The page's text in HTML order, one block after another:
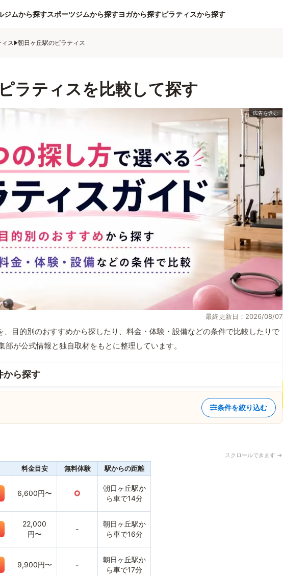
ジムから探すスポーツジムから探すヨガから探すピラティスから探す
ス 朝日ヶ丘駅のピラティス
ラティスを比較して探す
最終更新日：2026/08/07
目的別のおすすめから探したり、料金・体験・設備などの条件で比較したりで
が公式情報と独自取材をもとに整理しています。
から探す
条件を絞り込む
スクロールできます →
料金目安 無料体験 駅からの距離
6,600円〜 ○
朝日ヶ丘駅か
ら車で14分
22,000
円〜
-
朝日ヶ丘駅か
ら車で16分
9,900円〜 -
朝日ヶ丘駅か
ら車で17分